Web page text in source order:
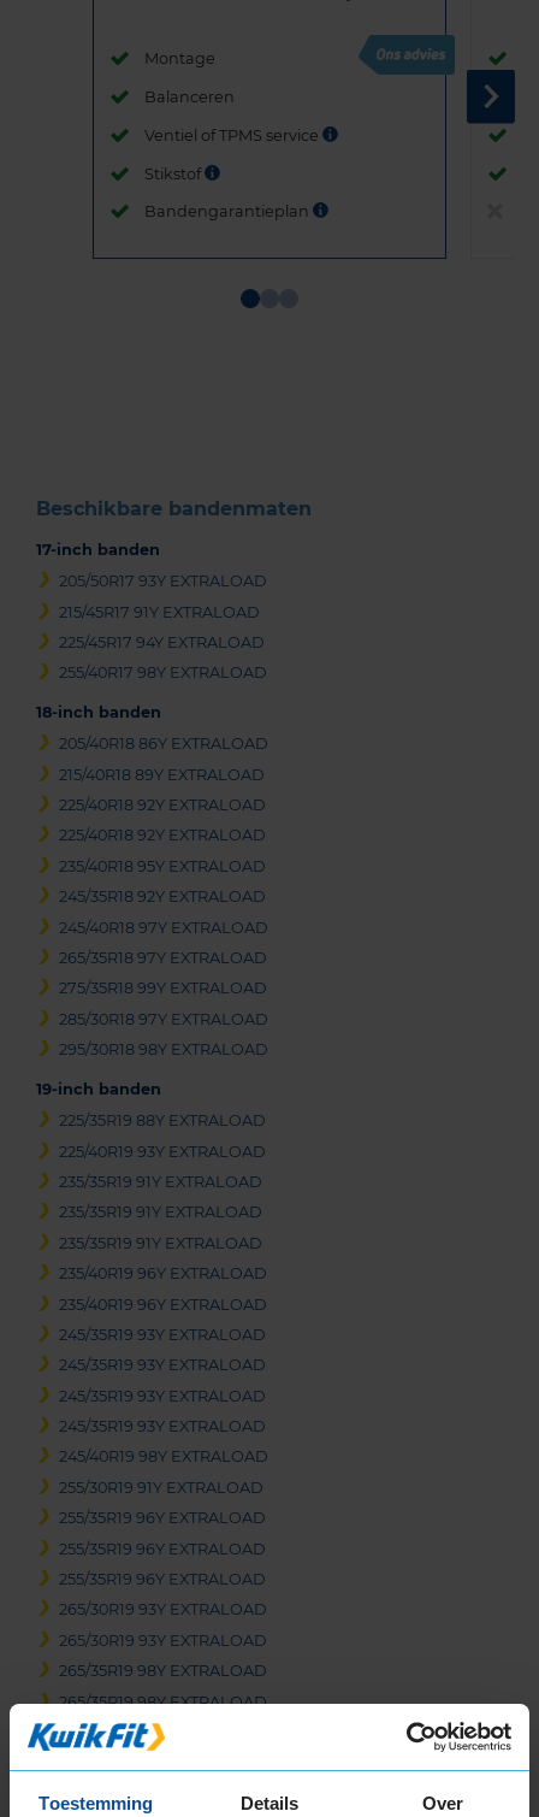
Toestemming Details Over
Montage
Balanceren
Ventiel of TPMS service
Stikstof
Bandengarantieplan
Beschikbare bandenmaten
17-inch banden
205/50R17 93Y EXTRALOAD
215/45R17 91Y EXTRALOAD
225/45R17 94Y EXTRALOAD
255/40R17 98Y EXTRALOAD
18-inch banden
205/40R18 86Y EXTRALOAD
215/40R18 89Y EXTRALOAD
225/40R18 92Y EXTRALOAD
225/40R18 92Y EXTRALOAD
235/40R18 95Y EXTRALOAD
245/35R18 92Y EXTRALOAD
245/40R18 97Y EXTRALOAD
265/35R18 97Y EXTRALOAD
275/35R18 99Y EXTRALOAD
285/30R18 97Y EXTRALOAD
295/30R18 98Y EXTRALOAD
19-inch banden
225/35R19 88Y EXTRALOAD
225/40R19 93Y EXTRALOAD
235/35R19 91Y EXTRALOAD
235/35R19 91Y EXTRALOAD
235/35R19 91Y EXTRALOAD
235/40R19 96Y EXTRALOAD
235/40R19 96Y EXTRALOAD
245/35R19 93Y EXTRALOAD
245/35R19 93Y EXTRALOAD
245/35R19 93Y EXTRALOAD
245/35R19 93Y EXTRALOAD
245/40R19 98Y EXTRALOAD
255/30R19 91Y EXTRALOAD
255/35R19 96Y EXTRALOAD
255/35R19 96Y EXTRALOAD
255/35R19 96Y EXTRALOAD
265/30R19 93Y EXTRALOAD
265/30R19 93Y EXTRALOAD
265/35R19 98Y EXTRALOAD
265/35R19 98Y EXTRALOAD
265/35R19 98Y EXTRALOAD
265/35R19 98Y EXTRALOAD